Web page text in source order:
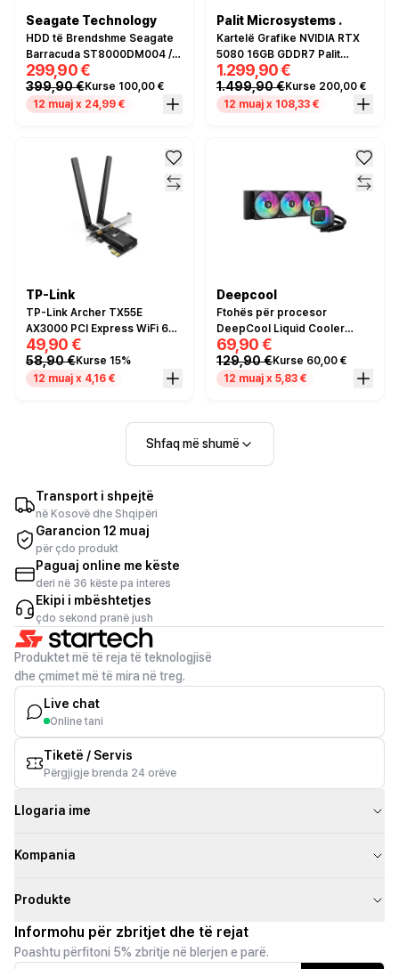
Seagate Technology
HDD të Brendshme Seagate
Barracuda ST8000DM004 /
8TB / 5400 RPM / 256MB
299,90 €
399,90 €Kurse 100,00 €
12 muaj x 24,99 €
Palit Microsystems .
Kartelë Grafike NVIDIA RTX
5080 16GB GDDR7 Palit
Gaming Pro 3Fan
1.299,90 €
1.499,90 €Kurse 200,00 €
12 muaj x 108,33 €
TP-Link
TP-Link Archer TX55E
AX3000 PCI Express WiFi 6
Network Card – Bluetooth 5.2,
Dual Band 2.4GHz/5GHz, 2x
High-Gain Antena, PCIe x1, i zi
49,90 €
58,90 €Kurse 15%
12 muaj x 4,16 €
Deepcool
Ftohës për procesor
DeepCool Liquid Cooler
LE360 ARGB / 360mm / AIO –
Black
69,90 €
129,90 €Kurse 60,00 €
12 muaj x 5,83 €
Shfaq më shumë
Transport i shpejtë
në Kosovë dhe Shqipëri
Garancion 12 muaj
për çdo produkt
Paguaj online me këste
deri në 36 këste pa interes
Ekipi i mbështetjes
çdo sekond pranë jush
Produktet më të reja të teknologjisë
dhe çmimet më të mira në treg.
Live chat
Online tani
Tiketë / Servis
Përgjigje brenda 24 orëve
Llogaria ime
Kompania
Produkte
Informohu për zbritjet dhe të rejat
Poashtu përfitoni 5% zbritje në blerjen e parë.